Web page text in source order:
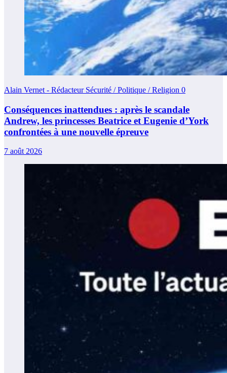
Alain Vernet - Rédacteur Sécurité / Politique / Religion 0
Conséquences inattendues : après le scandale
Andrew, les princesses Beatrice et Eugenie d’York
confrontées à une nouvelle épreuve
7 août 2026